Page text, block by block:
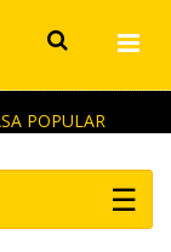
POPULAR
☰